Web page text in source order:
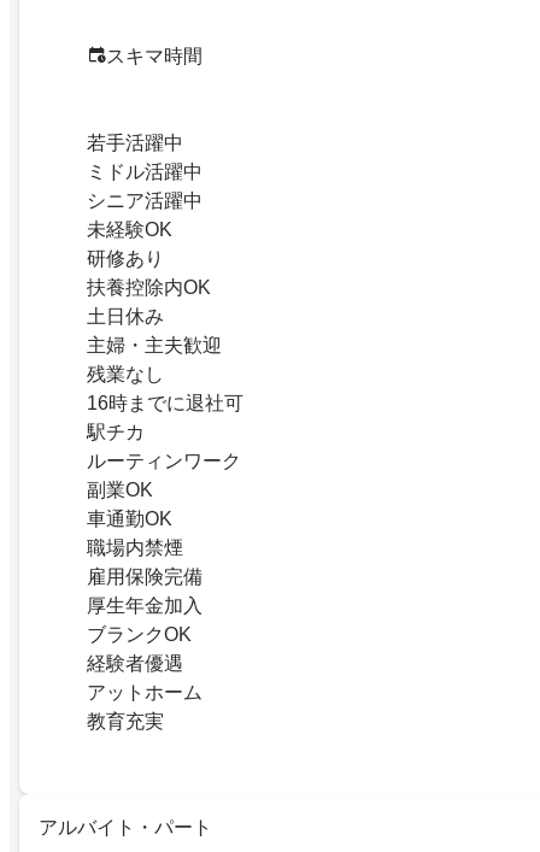
スキマ時間
若手活躍中
ミドル活躍中
シニア活躍中
未経験OK
研修あり
扶養控除内OK
土日休み
主婦・主夫歓迎
残業なし
16時までに退社可
駅チカ
ルーティンワーク
副業OK
車通勤OK
職場内禁煙
雇用保険完備
厚生年金加入
ブランクOK
経験者優遇
アットホーム
教育充実
アルバイト・パート